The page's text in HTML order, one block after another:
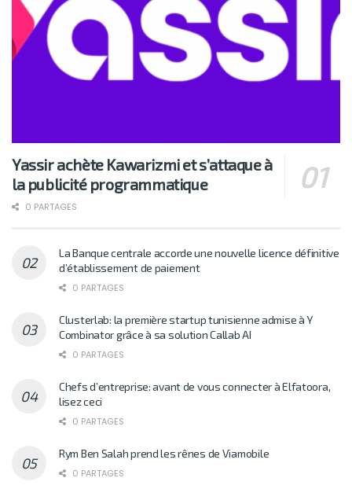
Yassir achète Kawarizmi et s’attaque à
la publicité programmatique
0 PARTAGES
La Banque centrale accorde une nouvelle licence définitive
d’établissement de paiement
0 PARTAGES
Clusterlab: la première startup tunisienne admise à Y
Combinator grâce à sa solution Callab AI
0 PARTAGES
Chefs d’entreprise: avant de vous connecter à Elfatoora,
lisez ceci
0 PARTAGES
Rym Ben Salah prend les rênes de Viamobile
0 PARTAGES